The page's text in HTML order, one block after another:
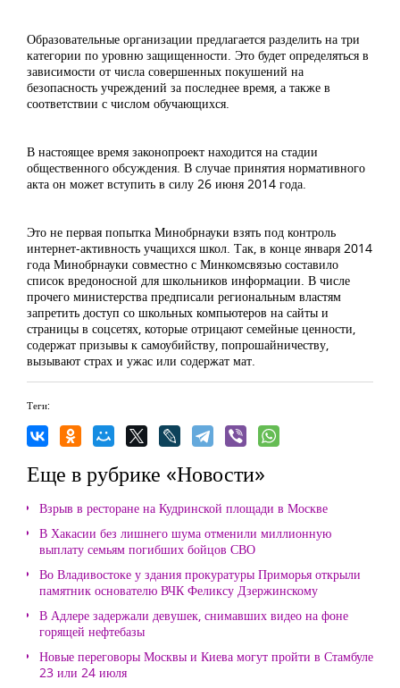
Образовательные организации предлагается разделить на три
категории по уровню защищенности. Это будет определяться в
зависимости от числа совершенных покушений на
безопасность учреждений за последнее время, а также в
соответствии с числом обучающихся.
В настоящее время законопроект находится на стадии
общественного обсуждения. В случае принятия нормативного
акта он может вступить в силу 26 июня 2014 года.
Это не первая попытка Минобрнауки взять под контроль
интернет-активность учащихся школ. Так, в конце января 2014
года Минобрнауки совместно с Минкомсвязью составило
список вредоносной для школьников информации. В числе
прочего министерства предписали региональным властям
запретить доступ со школьных компьютеров на сайты и
страницы в соцсетях, которые отрицают семейные ценности,
содержат призывы к самоубийству, попрошайничеству,
вызывают страх и ужас или содержат мат.
Теги:
Еще в рубрике «Новости»
Взрыв в ресторане на Кудринской площади в Москве
В Хакасии без лишнего шума отменили миллионную
выплату семьям погибших бойцов СВО
Во Владивостоке у здания прокуратуры Приморья открыли
памятник основателю ВЧК Феликсу Дзержинскому
В Адлере задержали девушек, снимавших видео на фоне
горящей нефтебазы
Новые переговоры Москвы и Киева могут пройти в Стамбуле
23 или 24 июля